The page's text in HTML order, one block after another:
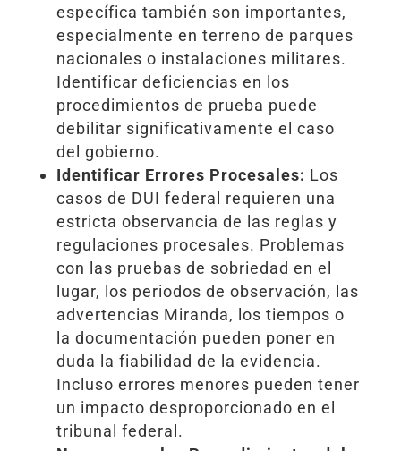
específica también son importantes,
especialmente en terreno de parques
nacionales o instalaciones militares.
Identificar deficiencias en los
procedimientos de prueba puede
debilitar significativamente el caso
del gobierno.
Identificar Errores Procesales: Los
casos de DUI federal requieren una
estricta observancia de las reglas y
regulaciones procesales. Problemas
con las pruebas de sobriedad en el
lugar, los periodos de observación, las
advertencias Miranda, los tiempos o
la documentación pueden poner en
duda la fiabilidad de la evidencia.
Incluso errores menores pueden tener
un impacto desproporcionado en el
tribunal federal.